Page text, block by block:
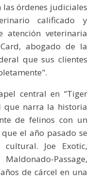
órdenes judiciales
calificado y
atención veterinaria
abogado de la
que sus clientes
central en “Tiger
que narra la historia
de felinos con un
el año pasado se
Joe Exotic,
Passage,
de cárcel en una